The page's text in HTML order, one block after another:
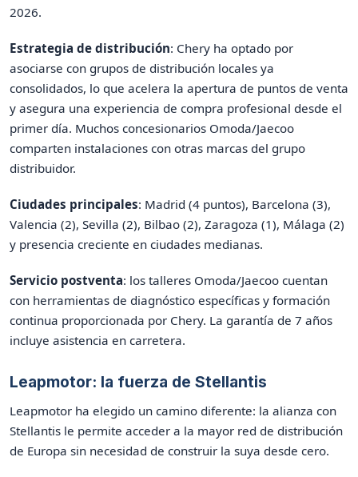
2026.
Estrategia de distribución: Chery ha optado por
asociarse con grupos de distribución locales ya
consolidados, lo que acelera la apertura de puntos de venta
y asegura una experiencia de compra profesional desde el
primer día. Muchos concesionarios Omoda/Jaecoo
comparten instalaciones con otras marcas del grupo
distribuidor.
Ciudades principales: Madrid (4 puntos), Barcelona (3),
Valencia (2), Sevilla (2), Bilbao (2), Zaragoza (1), Málaga (2)
y presencia creciente en ciudades medianas.
Servicio postventa: los talleres Omoda/Jaecoo cuentan
con herramientas de diagnóstico específicas y formación
continua proporcionada por Chery. La garantía de 7 años
incluye asistencia en carretera.
Leapmotor: la fuerza de Stellantis
Leapmotor ha elegido un camino diferente: la alianza con
Stellantis le permite acceder a la mayor red de distribución
de Europa sin necesidad de construir la suya desde cero.